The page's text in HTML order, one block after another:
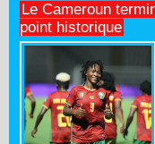
Le Cameroun
point historique